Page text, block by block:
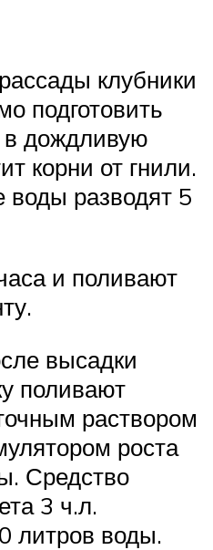
клубники
подготовить
дождливую
корни от гнили.
воды разводят 5
и поливают
высадки
поливают
раствором
роста
Средство
3 ч.л.
литров воды.